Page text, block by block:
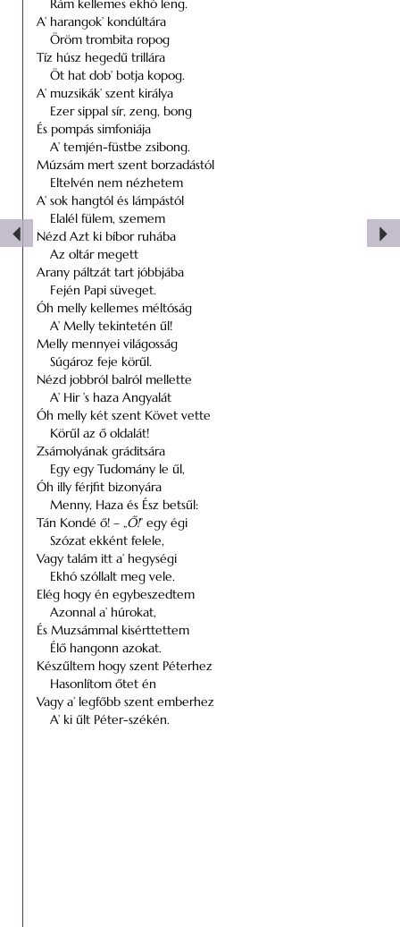
Rám kellemes ekhó leng.
A’ harangok’ kondúltára
Öröm trombita ropog
Tíz húsz hegedű trillára
Öt hat dob’ botja kopog.
A’ muzsikák’ szent királya
Ezer sippal sír, zeng, bong
És pompás simfoniája
A’ temjén-füstbe zsibong.
Múzsám mert szent borzadástól
Eltelvén nem nézhetem
A’ sok hangtól és lámpástól
Elalél fülem, szemem
Nézd Azt ki bíbor ruhába
Az oltár megett
Arany páltzát tart jóbbjába
Fején Papi süveget.
Óh melly kellemes méltóság
A’ Melly tekintetén űl!
Melly mennyei világosság
Súgároz feje körűl.
Nézd jobbról balról mellette
A’ Hir ’s haza Angyalát
Óh melly két szent Követ vette
Körűl az ő oldalát!
Zsámolyának gráditsára
Egy egy Tudomány le űl,
Óh illy férjfit bizonyára
Menny, Haza és Ész betsűl:
Tán Kondé ő! – „Ő!” egy égi
Szózat ekként felele,
Vagy talám itt a’ hegységi
Ekhó szóllalt meg vele.
Elég hogy én egybeszedtem
Azonnal a’ húrokat,
És Muzsámmal kisérttettem
Élő hangonn azokat.
Készűltem hogy szent Péterhez
Hasonlítom őtet én
Vagy a’ legfőbb szent emberhez
A’ ki űlt Péter-székén.